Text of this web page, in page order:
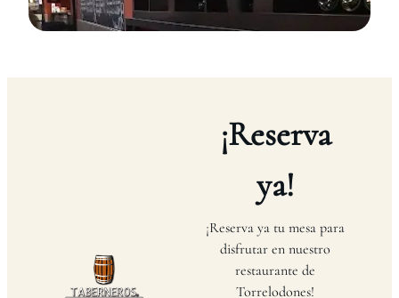
¡Reserva
ya!
¡Reserva ya tu mesa para
disfrutar en nuestro
restaurante de
Torrelodones!